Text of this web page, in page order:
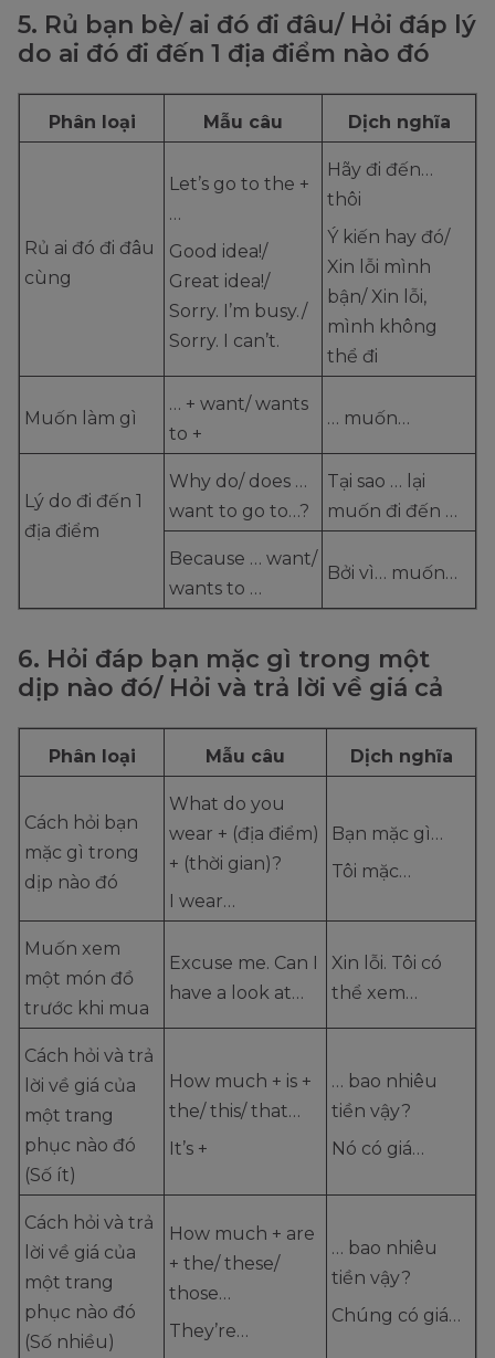
5. Rủ bạn bè/ ai đó đi đâu/ Hỏi đáp lý
do ai đó đi đến 1 địa điểm nào đó
Phân loại Mẫu câu Dịch nghĩa
Rủ ai đó đi đâu
cùng
Let’s go to the +
…
Good idea!/
Great idea!/
Sorry. I’m busy./
Sorry. I can’t.
Hãy đi đến…
thôi
Ý kiến hay đó/
Xin lỗi mình
bận/ Xin lỗi,
mình không
thể đi
Muốn làm gì
… + want/ wants
to +
… muốn…
Lý do đi đến 1
địa điểm
Why do/ does …
want to go to…?
Tại sao … lại
muốn đi đến …
Because … want/
wants to …
Bởi vì… muốn…
6. Hỏi đáp bạn mặc gì trong một
dịp nào đó/ Hỏi và trả lời về giá cả
Phân loại Mẫu câu Dịch nghĩa
Cách hỏi bạn
mặc gì trong
dịp nào đó
What do you
wear + (địa điểm)
+ (thời gian)?
I wear…
Bạn mặc gì…
Tôi mặc…
Muốn xem
một món đồ
trước khi mua
Excuse me. Can I
have a look at…
Xin lỗi. Tôi có
thể xem…
Cách hỏi và trả
lời về giá của
một trang
phục nào đó
(Số ít)
How much + is +
the/ this/ that…
It’s +
… bao nhiêu
tiền vậy?
Nó có giá…
Cách hỏi và trả
lời về giá của
một trang
phục nào đó
(Số nhiều)
How much + are
+ the/ these/
those…
They’re…
… bao nhiêu
tiền vậy?
Chúng có giá…